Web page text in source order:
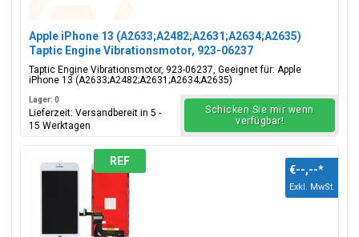
Apple iPhone 13 (A2633;A2482;A2631;A2634;A2635)
Taptic Engine Vibrationsmotor, 923-06237
Taptic Engine Vibrationsmotor, 923-06237, Geeignet für: Apple
iPhone 13 (A2633;A2482;A2631;A2634;A2635)
Lager: 0
Lieferzeit: Versandbereit in 5 -
15 Werktagen
Schicken Sie mir wenn
verfügbar!
REF
€--,--*
Exkl. MwSt.